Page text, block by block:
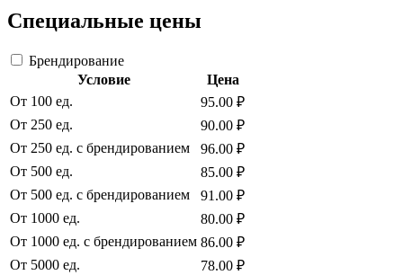
Специальные цены
Брендирование
Условие
Цена
От 100 ед.
95.00 ₽
От 250 ед.
90.00 ₽
От 250 ед. с брендированием
96.00 ₽
От 500 ед.
85.00 ₽
От 500 ед. с брендированием
91.00 ₽
От 1000 ед.
80.00 ₽
От 1000 ед. с брендированием 86.00 ₽
От 5000 ед.
78.00 ₽